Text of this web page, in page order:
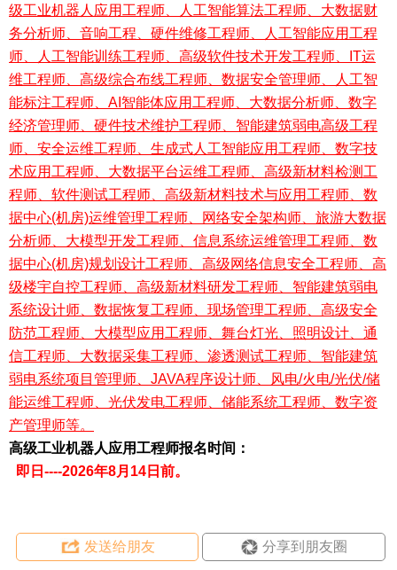
级工业机器人应用工程师、人工智能算法工程师、大数据财
务分析师、音响工程、硬件维修工程师、人工智能应用工程
师、人工智能训练工程师、高级软件技术开发工程师、IT运
维工程师、高级综合布线工程师、数据安全管理师、人工智
能标注工程师、AI智能体应用工程师、大数据分析师、数字
经济管理师、硬件技术维护工程师、智能建筑弱电高级工程
师、安全运维工程师、生成式人工智能应用工程师、数字技
术应用工程师、大数据平台运维工程师、高级新材料检测工
程师、软件测试工程师、高级新材料技术与应用工程师、数
据中心(机房)运维管理工程师、网络安全架构师、旅游大数据
分析师、大模型开发工程师、信息系统运维管理工程师、数
据中心(机房)规划设计工程师、高级网络信息安全工程师、高
级楼宇自控工程师、高级新材料研发工程师、智能建筑弱电
系统设计师、数据恢复工程师、现场管理工程师、高级安全
防范工程师、大模型应用工程师、舞台灯光、照明设计、通
信工程师、大数据采集工程师、渗透测试工程师、智能建筑
弱电系统项目管理师、JAVA程序设计师、风电/火电/光伏/储
能运维工程师、光伏发电工程师、储能系统工程师、数字资
产管理师等。
高级工业机器人应用工程师报名时间：
即日----2026年8月14日前。
发送给朋友 分享到朋友圈